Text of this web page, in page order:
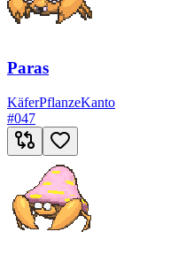
Paras
KäferPflanzeKanto
#047